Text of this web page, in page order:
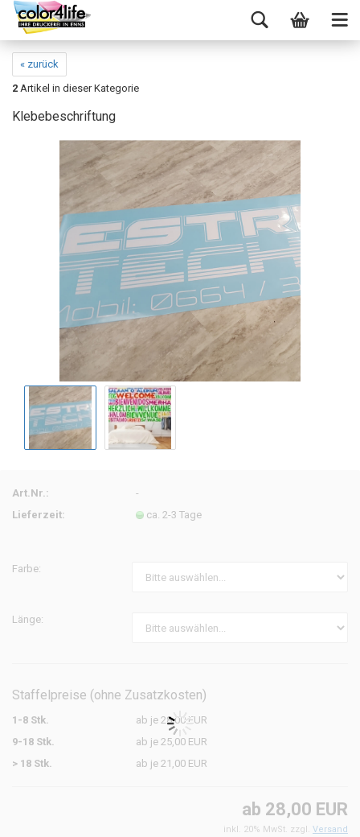
« zurück
2 Artikel in dieser Kategorie
Klebebeschriftung
Art.Nr.:
-
Lieferzeit:
ca. 2-3 Tage
Farbe:
Länge:
Staffelpreise (ohne Zusatzkosten)
1-8 Stk.
ab je 28,00 EUR
9-18 Stk.
ab je 25,00 EUR
> 18 Stk.
ab je 21,00 EUR
ab 28,00 EUR
inkl. 20% MwSt. zzgl. Versand